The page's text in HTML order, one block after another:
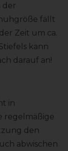
der
fällt
Zeit um ca.
kann
darauf an!
in
regelmäßige
den
abwischen